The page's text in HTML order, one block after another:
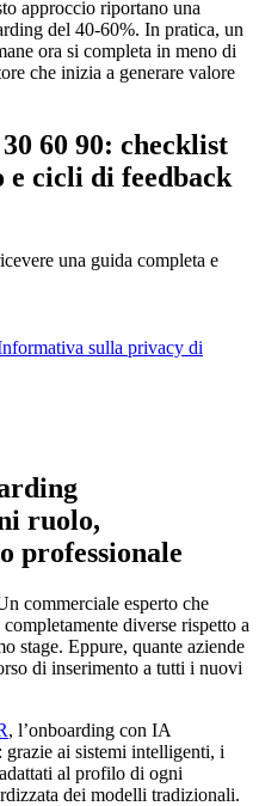
approccio riportano una
del 40-60%. In pratica, un
ora si completa in meno di
che inizia a generare valore
60 90: checklist
e cicli di feedback
una guida completa e
sulla privacy di
ruolo,
professionale
commerciale esperto che
diverse rispetto a
stage. Eppure, quante aziende
di inserimento a tutti i nuovi
, l’onboarding con IA
grazie ai sistemi intelligenti, i
al profilo di ogni
dei modelli tradizionali.